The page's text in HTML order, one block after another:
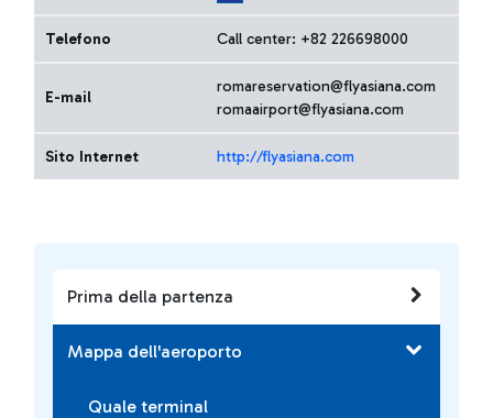
Prima della partenza
Mappa dell'aeroporto
Quale terminal
Telefono Call center: +82 226698000
E-mail
romareservation@flyasiana.com
romaairport@flyasiana.com
Sito Internet http://flyasiana.com